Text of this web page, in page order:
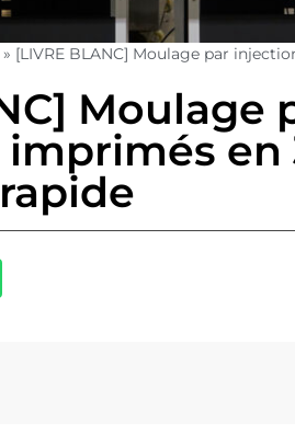
» [LIVRE BLANC] Moulage par
en